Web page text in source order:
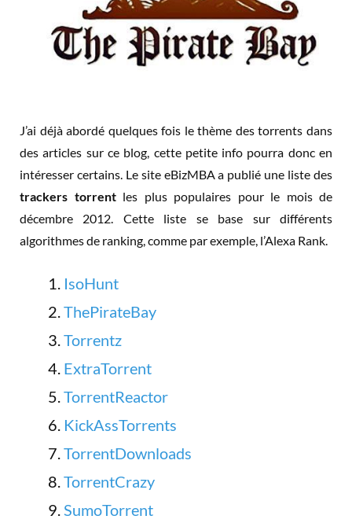
J’ai déjà abordé quelques fois le thème des torrents dans
des articles sur ce blog, cette petite info pourra donc en
intéresser certains. Le site eBizMBA a publié une liste des
trackers torrentles plus populaires pour le mois de
décembre 2012. Cette liste se base sur différents
algorithmes de ranking, comme par exemple, l’Alexa Rank.
IsoHunt
ThePirateBay
Torrentz
ExtraTorrent
TorrentReactor
KickAssTorrents
TorrentDownloads
TorrentCrazy
SumoTorrent